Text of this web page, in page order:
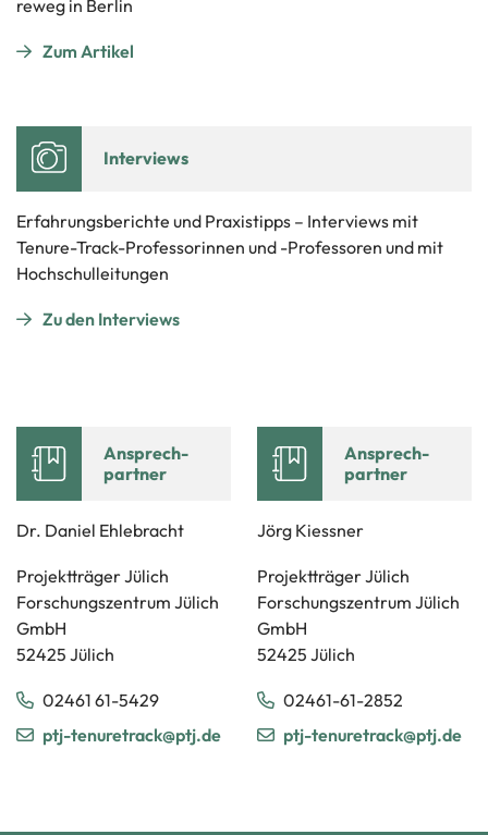
re­weg in Ber­lin
Zum Ar­ti­kel
In­ter­views
Er­fah­rungs­be­rich­te und Pra­xis­tipps – In­ter­views mit
Tenure-​Track-Professorinnen und -​Professoren und mit
Hoch­schul­lei­tun­gen
Zu den In­ter­views
An­sprech­
part­ner
Dr. Da­ni­el Eh­le­bracht
Pro­jekt­trä­ger Jü­lich
For­schungs­zen­trum Jü­lich
GmbH
52425 Jü­lich
02461 61-​5429
ptj-​tenuretrack@ptj.de
An­sprech­
part­ner
Jörg Kiess­ner
Pro­jekt­trä­ger Jü­lich
For­schungs­zen­trum Jü­lich
GmbH
52425 Jü­lich
02461-​61-2852
ptj-​tenuretrack@ptj.de